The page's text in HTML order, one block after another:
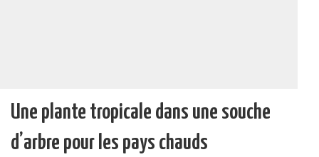
Une plante tropicale dans une souche
d’arbre pour les pays chauds